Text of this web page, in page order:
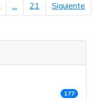
... 21 Siguiente
177